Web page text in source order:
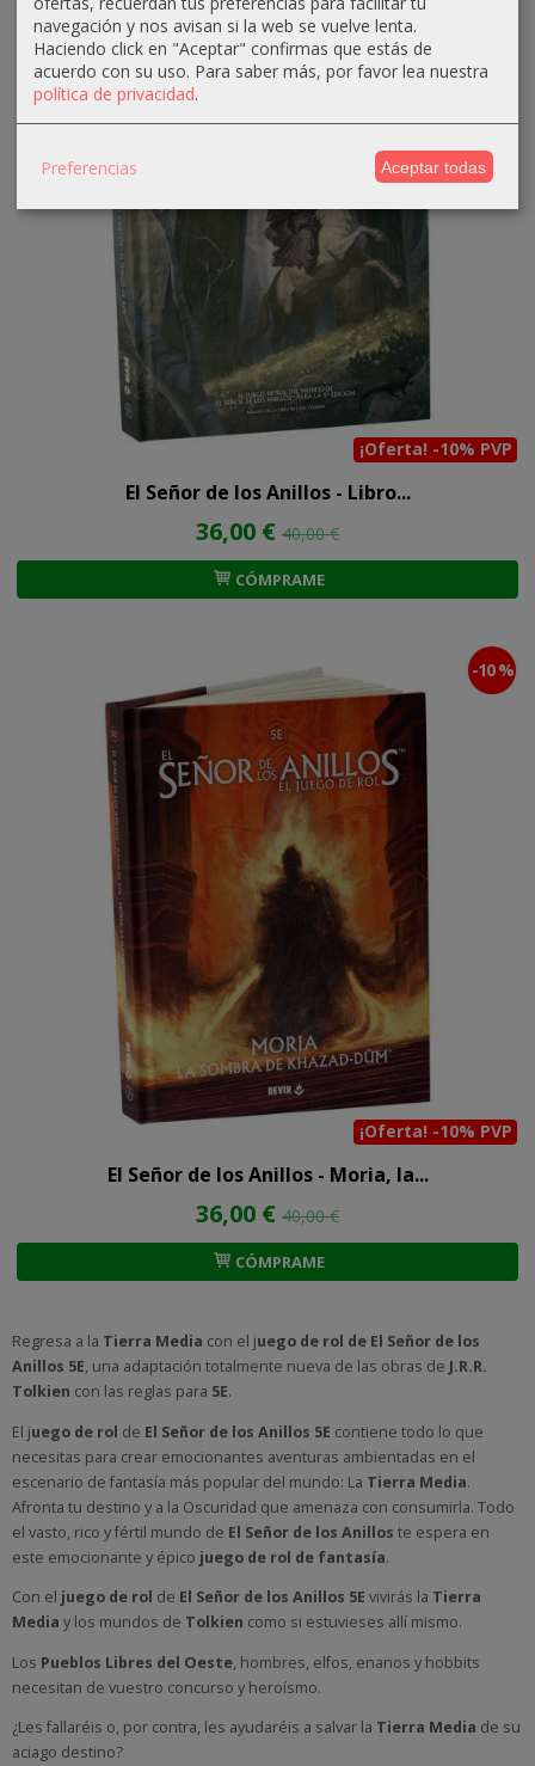
¡Oferta! -10% PVP
El Señor de los Anillos - Libro...
36,00 € 40,00 €
CÓMPRAME
¡Oferta! -10% PVP
-10 %
El Señor de los Anillos - Moria, la...
36,00 € 40,00 €
CÓMPRAME
Regresa a la Tierra Media con el juego de rol de El Señor de los
Anillos 5E, una adaptación totalmente nueva de las obras de J.R.R.
Tolkien con las reglas para 5E.
El juego de rol de El Señor de los Anillos 5E contiene todo lo que
necesitas para crear emocionantes aventuras ambientadas en el
escenario de fantasía más popular del mundo: La Tierra Media.
Afronta tu destino y a la Oscuridad que amenaza con consumirla. Todo
el vasto, rico y fértil mundo de El Señor de los Anillos te espera en
este emocionante y épico juego de rol de fantasía.
Con el juego de rol de El Señor de los Anillos 5E vivirás la Tierra
Media y los mundos de Tolkien como si estuvieses allí mismo.
Los Pueblos Libres del Oeste, hombres, elfos, enanos y hobbits
necesitan de vuestro concurso y heroísmo.
¿Les fallaréis o, por contra, les ayudaréis a salvar la Tierra Media de su
aciago destino?
navegación y nos avisan si la web se vuelve lenta.
Haciendo click en "Aceptar" confirmas que estás de
acuerdo con su uso. Para saber más, por favor lea nuestra
política de privacidad.
Preferencias Aceptar todas